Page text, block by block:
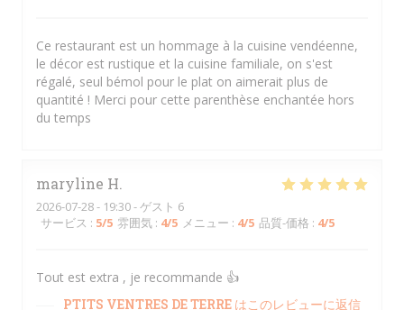
Ce restaurant est un hommage à la cuisine vendéenne,
le décor est rustique et la cuisine familiale, on s'est
régalé, seul bémol pour le plat on aimerait plus de
quantité ! Merci pour cette parenthèse enchantée hors
du temps
maryline H
2026-07-28- 19:30 - ゲスト 6
サービス : 5/5 雰囲気 : 4/5 メニュー : 4/5 品質-価格 : 4/5
Tout est extra , je recommande 👍
PTITS VENTRES DE TERRE はこのレビューに返信